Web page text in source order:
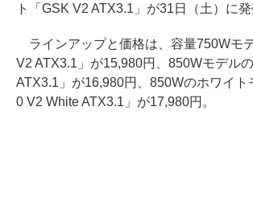
ト「GSK V2 ATX3.1」が31日（土）に発
ラインアップと価格は、容量750Wモ
V2 ATX3.1」が15,980円、850Wモデル
ATX3.1」が16,980円、850Wのホワイト
0 V2 White ATX3.1」が17,980円。